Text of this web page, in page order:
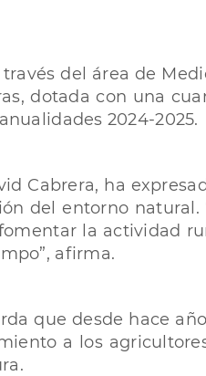
del área de
dotada con una
2024-2025.
Cabrera, ha
del entorno
la actividad
afirma.
que desde hace
a los